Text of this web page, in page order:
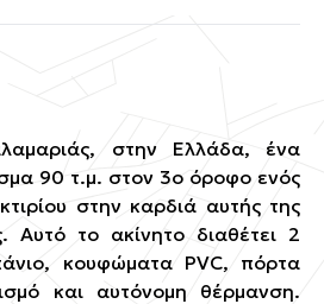
στην Ελλάδα, ένα
90 τ.μ. στον 3ο όροφο ενός
στην καρδιά αυτής της
Αυτό το ακίνητο διαθέτει 2
κουφώματα PVC, πόρτα
και αυτόνομη θέρμανση.